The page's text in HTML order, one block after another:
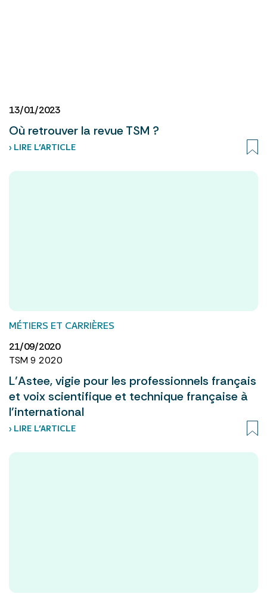
13/01/2023
Où retrouver la revue TSM ?
› LIRE L’ARTICLE
MÉTIERS ET CARRIÈRES
21/09/2020
TSM 9 2020
L’Astee, vigie pour les professionnels français
et voix scientifique et technique française à
l’international
› LIRE L’ARTICLE